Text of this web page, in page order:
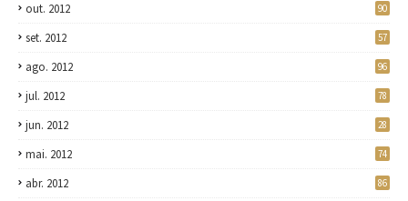
out. 2012 90
set. 2012 57
ago. 2012 96
jul. 2012 78
jun. 2012 28
mai. 2012 74
abr. 2012 86